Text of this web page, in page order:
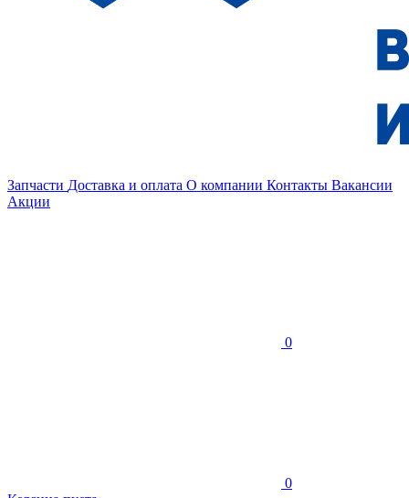
Запчасти Доставка и оплата О компании Контакты Вакансии
Акции
0
0